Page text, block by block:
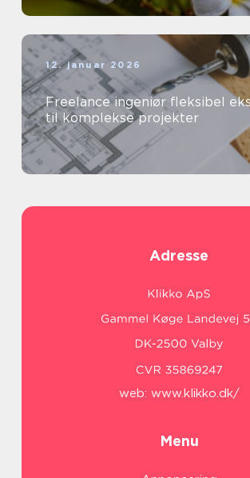
12. januar 2026
Freelance ingeniør fleksibel ekspertise
til komplekse projekter
Adresse
web: www.klikko.dk/
Menu